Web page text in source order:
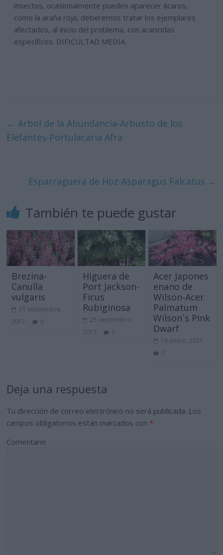
insectos, ocasionalmente pueden aparecer ácaros,
como la araña roja, deberemos tratar los ejemplares
afectados, al inicio del problema, con acaricidas
específicos. DIFICULTAD MEDIA.
← Arbol de la Abundancia-Arbusto de los
Elefantes-Portulacaria Afra
Esparraguera de Hoz-Asparagus Falcatus →
También te puede gustar
Brezina-
Canulla
vulgaris
21 septiembre,
2017
0
Higuera de
Port Jackson-
Ficus
Rubiginosa
25 septiembre,
2017
0
Acer Japones
enano de
Wilson-Acer
Palmatum
Wilson´s Pink
Dwarf
16 enero, 2021
0
Deja una respuesta
Tu dirección de correo electrónico no será publicada. Los
campos obligatorios están marcados con *
Comentario